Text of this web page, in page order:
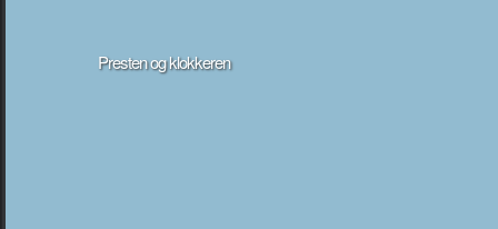
Presten og klokkeren